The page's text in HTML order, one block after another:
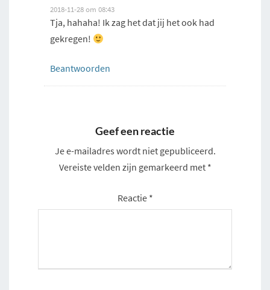
2018-11-28 om 08:43
Tja, hahaha! Ik zag het dat jij het ook had
gekregen!
Beantwoorden
Geef een reactie
Je e-mailadres wordt niet gepubliceerd.
Vereiste velden zijn gemarkeerd met *
Reactie *